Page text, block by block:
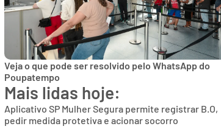
Veja o que pode ser resolvido pelo WhatsApp do
Poupatempo
Mais lidas hoje:
Aplicativo SP Mulher Segura permite registrar B.O,
pedir medida protetiva e acionar socorro